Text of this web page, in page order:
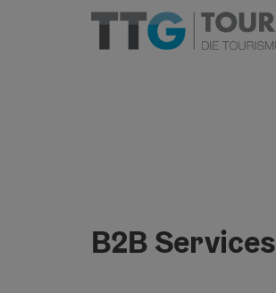
B2B Services